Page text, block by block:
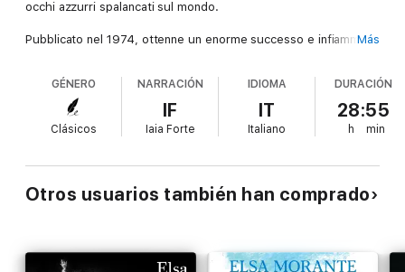
occhi azzurri spalancati sul mondo.
Pubblicato nel 1974, ottenne un enorme successo e infiammò
diretto da Luigi Comencini e interpretato da Claudia Cardinale.
Más
GÉNERO
Clásicos
NARRACIÓN
IF
Iaia Forte
IDIOMA
IT
Italiano
DURACIÓN
28:55
h min
Otros usuarios también han comprado